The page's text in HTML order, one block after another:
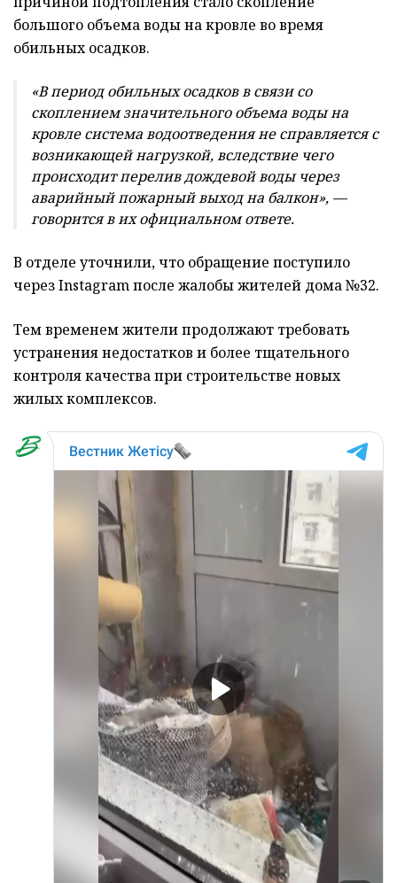
большого объема воды на кровле во время
обильных осадков.
«В период обильных осадков в связи со
скоплением значительного объема воды на
кровле система водоотведения не справляется с
возникающей нагрузкой, вследствие чего
происходит перелив дождевой воды через
аварийный пожарный выход на балкон», —
говорится в их официальном ответе.
В отделе уточнили, что обращение поступило
через Instagram после жалобы жителей дома №32.
Тем временем жители продолжают требовать
устранения недостатков и более тщательного
контроля качества при строительстве новых
жилых комплексов.